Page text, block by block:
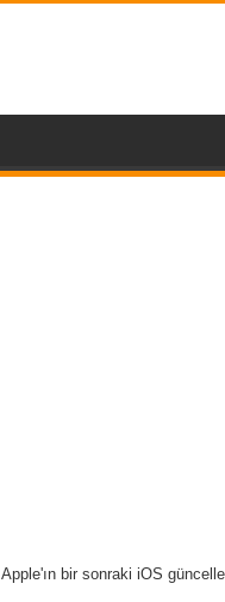
Apple'ın bir sonraki iOS